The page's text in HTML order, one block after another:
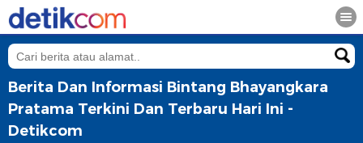
Berita Dan Informasi Bintang Bhayangkara
Pratama Terkini Dan Terbaru Hari Ini -
Detikcom